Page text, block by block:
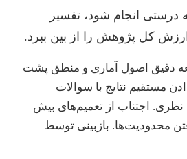
درستی انجام شود، تفسیر
ارزش کل پژوهش را از بین ببرد.
دقیق اصول آماری و منطق پشت
مستقیم نتایج با سوالات
اجتناب از تعمیم‌های بیش
محدودیت‌ها. بازبینی توسط